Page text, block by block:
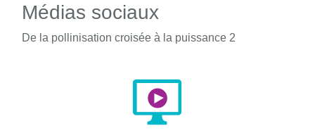
Médias sociaux
De la pollinisation croisée à la puissance 2